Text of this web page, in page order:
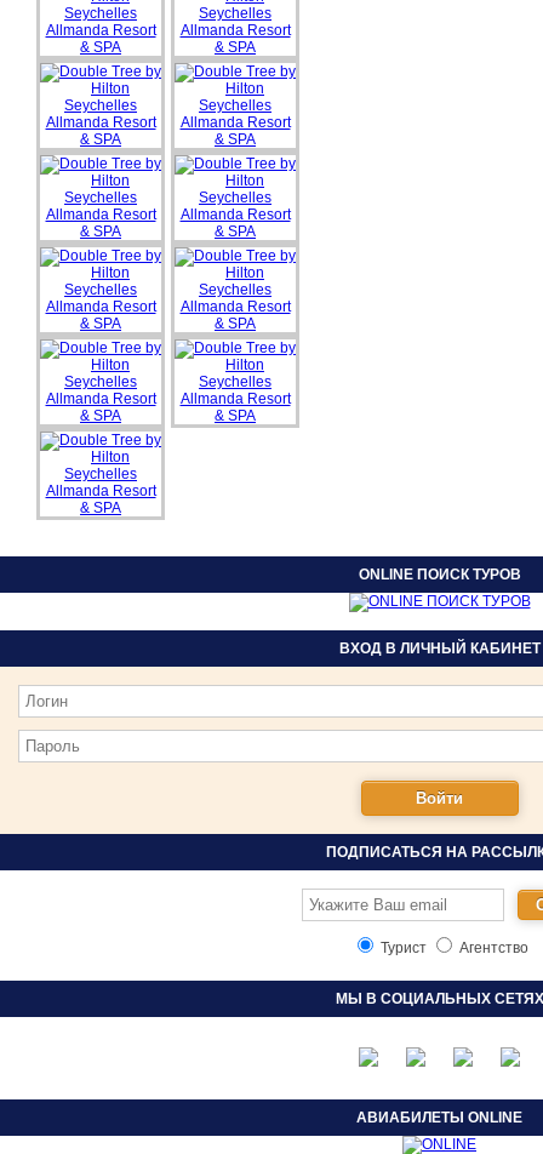
ONLINE ПОИСК ТУРОВ
ВХОД В ЛИЧНЫЙ КАБИНЕТ
ПОДПИСАТЬСЯ НА
Турист Агентство
МЫ В СОЦИАЛЬНЫХ СЕТЯХ
АВИАБИЛЕТЫ ONLINE